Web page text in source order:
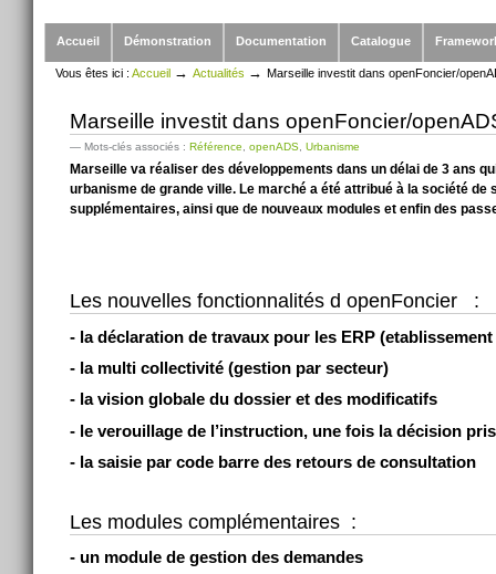
Accueil
Démonstration Documentation Catalogue
Vous êtes ici : Accueil → Actualités → Marseille investit dans openFoncier/
Marseille investit dans openFoncier/
— Mots-clés associés : Référence,openADS,Urbanisme
Marseille va réaliser des développements dans un délai de 3 ans
urbanisme de grande ville. Le marché a été attribué à la société
supplémentaires, ainsi que de nouveaux modules et enfin des
Les nouvelles fonctionnalités d openFoncier :
- la déclaration de travaux pour les ERP
- la multi collectivité (gestion par secteur)
- la vision globale du dossier et des modificatifs
- le verouillage de l’instruction, une fois la décision
- la saisie par code barre des retours de consultation
Les modules complémentaires :
- un module de gestion des demandes